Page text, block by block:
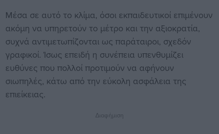
Μέσα σε αυτό το κλίμα, όσοι εκπαιδευτικοί επιμένουν
ακόμη να υπηρετούν το μέτρο και την αξιοκρατία,
συχνά αντιμετωπίζονται ως παράταιροι, σχεδόν
γραφικοί. Ίσως επειδή η συνέπεια υπενθυμίζει
ευθύνες που πολλοί προτιμούν να αφήνουν
σιωπηλές, κάτω από την εύκολη ασφάλεια της
επιείκειας.
Διαφήμιση